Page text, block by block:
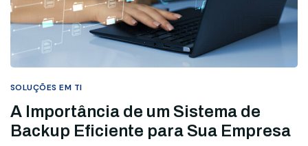
SOLUÇÕES EM TI
A Importância de um Sistema de
Backup Eficiente para Sua Empresa